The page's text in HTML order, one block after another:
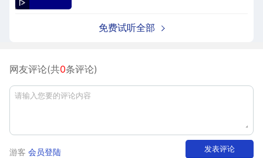
免费试听全部
网友评论(共0条评论)
游客 会员登陆 发表评论